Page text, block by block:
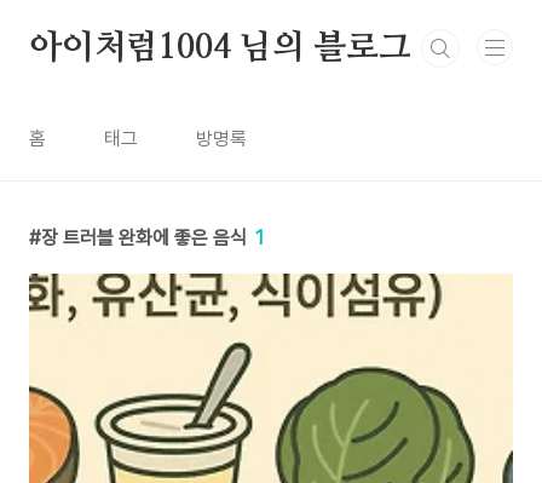
아이처럼1004 님의 블로그
홈 태그 방명록
장 트러블 완화에 좋은 음식 1